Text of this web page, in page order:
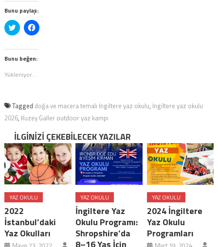
Bunu paylaş:
Twitter
üzerinde
tıklayın
(Yeni
pencerede
Facebook'ta
paylaşmak
(Yeni
pencerede
Bunu beğen:
Yükleniyor...
Tagged doğa ve macera temalı İngiltere yaz okulu, İngiltere yaz okulu
2026, Kuzey Galler outdoor yaz kampı
İLGINIZI ÇEKEBILECEK YAZILAR
YAZ OKULU
2022
İstanbul’daki
Yaz Okulları
YAZ OKULU
İngiltere Yaz
Okulu Programı:
Shropshire’da
8–16 Yaş İçin
YAZ OKULU
2024 İngiltere
Yaz Okulu
Programları